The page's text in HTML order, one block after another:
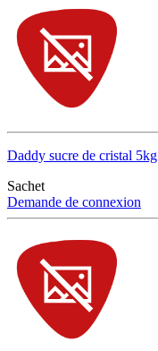
Daddy sucre de cristal 5kg
Sachet
Demande de connexion